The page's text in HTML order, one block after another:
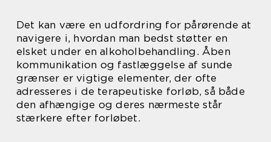
Det kan være en udfordring for pårørende at
navigere i, hvordan man bedst støtter en
elsket under en alkoholbehandling. Åben
kommunikation og fastlæggelse af sunde
grænser er vigtige elementer, der ofte
adresseres i de terapeutiske forløb, så både
den afhængige og deres nærmeste står
stærkere efter forløbet.